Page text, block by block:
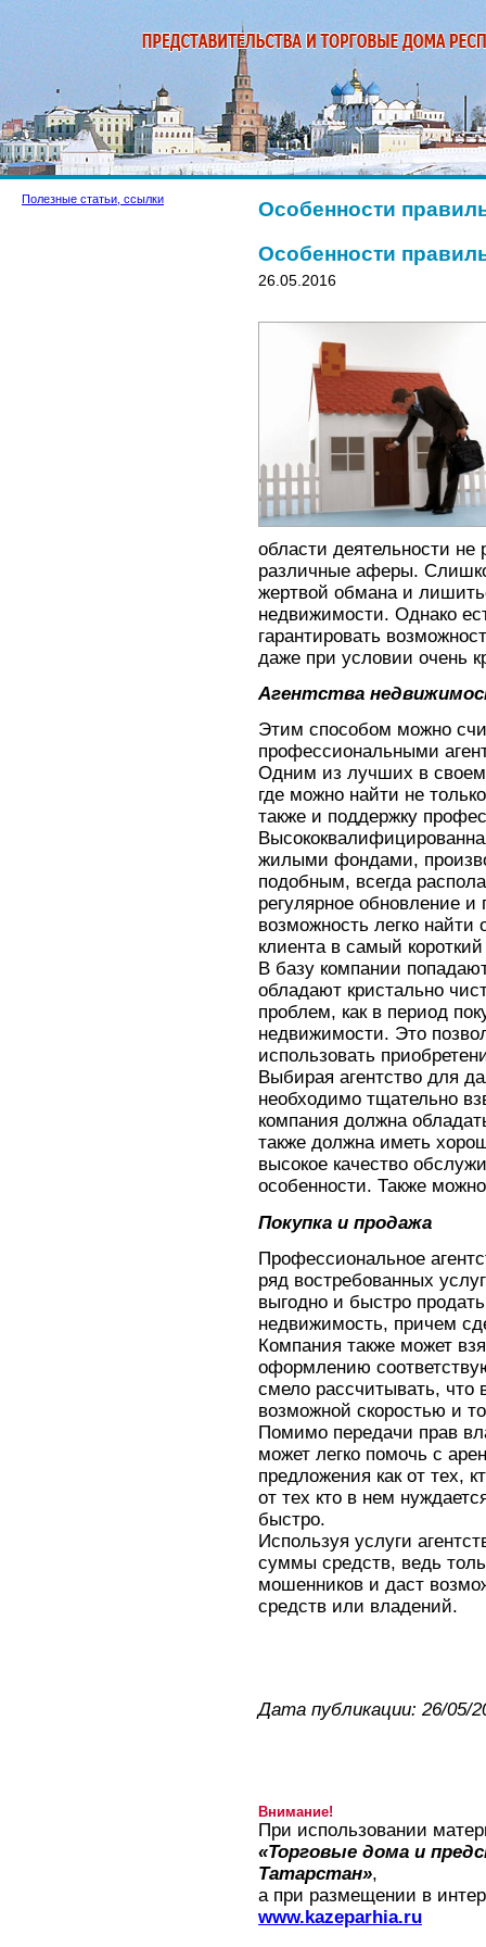
Полезные статьи, ссылки
Особенности
Особенности
26.05.2016
области деятельности
различные аферы.
жертвой обмана и
недвижимости. Однако
гарантировать
даже при условии очень
Агентства
Этим способом можно
профессиональными
Одним из лучших в
где можно найти не
также и поддержку
жилыми фондами,
подобным, всегда
регулярное обновление
возможность легко
клиента в самый короткий
В базу компании
обладают кристально
проблем, как в период
недвижимости. Это
использовать
Выбирая агентство для
необходимо тщательно
компания должна
также должна иметь
высокое качество
особенности. Также
Покупка и продажа
Профессиональное
ряд востребованных
выгодно и быстро
недвижимость, причем
Компания также может
оформлению
смело рассчитывать, что
возможной скоростью и
Помимо передачи прав
может легко помочь с
предложения как от тех,
от тех кто в нем
быстро.
Используя услуги
суммы средств, ведь
мошенников и даст
средств или владений.
Дата публикации: 26/05/
Внимание!
При использовании
«Торговые дома и
Татарстан»,
а при размещении в
www.kazeparhia.ru